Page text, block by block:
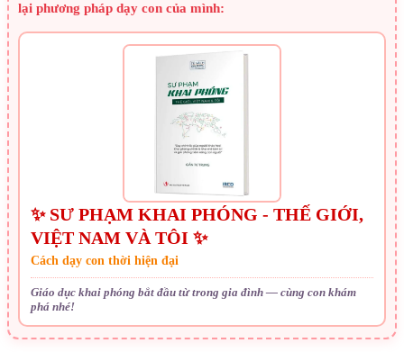
lại phương pháp dạy con của mình:
✨ SƯ PHẠM KHAI PHÓNG - THẾ GIỚI,
VIỆT NAM VÀ TÔI ✨
Cách dạy con thời hiện đại
Giáo dục khai phóng bắt đầu từ trong gia đình — cùng con khám
phá nhé!